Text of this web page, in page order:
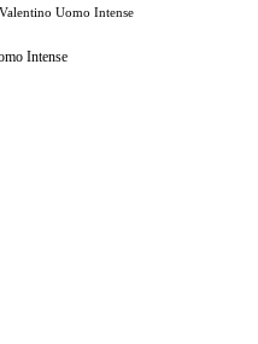
Valentino Uomo Intense